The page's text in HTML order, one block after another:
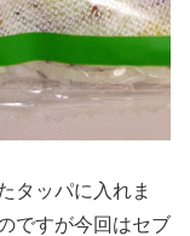
タッパに入れま
ですが今回はセブ